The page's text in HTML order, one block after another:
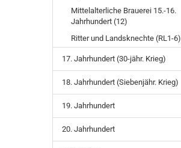
Mittelalterliche Brauerei 15.-16.
Jahrhundert (12)
Ritter und Landsknechte (RL1-6)
17. Jahrhundert (30-jähr. Krieg)
18. Jahrhundert (Siebenjähr. Krieg)
19. Jahrhundert
20. Jahrhundert